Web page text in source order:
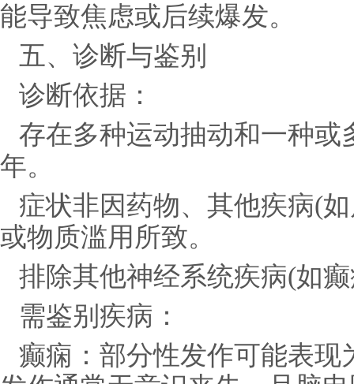
能导致焦虑或后续爆发。
五、诊断与鉴别
诊断依据：
存在多种运动抽动和一种或
年。
症状非因药物、其他疾病(
或物质滥用所致。
排除其他神经系统疾病(如
需鉴别疾病：
癫痫：部分性发作可能表